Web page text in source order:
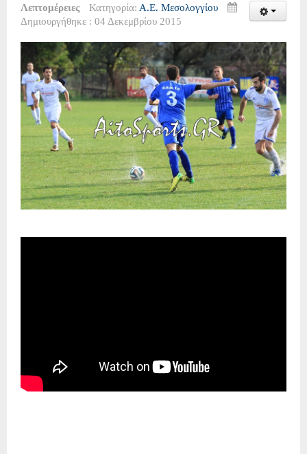
Λεπτομέρειες Κατηγορία: Α.Ε. Μεσολογγίου
Δημιουργήθηκε : 04 Δεκεμβρίου 2015